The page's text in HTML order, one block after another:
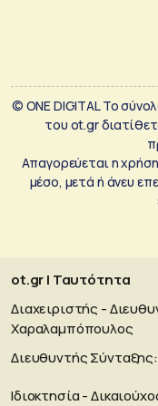
© ONE DIGITAL Το
του ot.gr
Απαγορεύεται η
μέσο, μετά ή άνευ
ot.gr | Ταυτότητα
Διαχειριστής -
Χαραλαμπόπουλος
Διευθυντής
Ιδιοκτησία -